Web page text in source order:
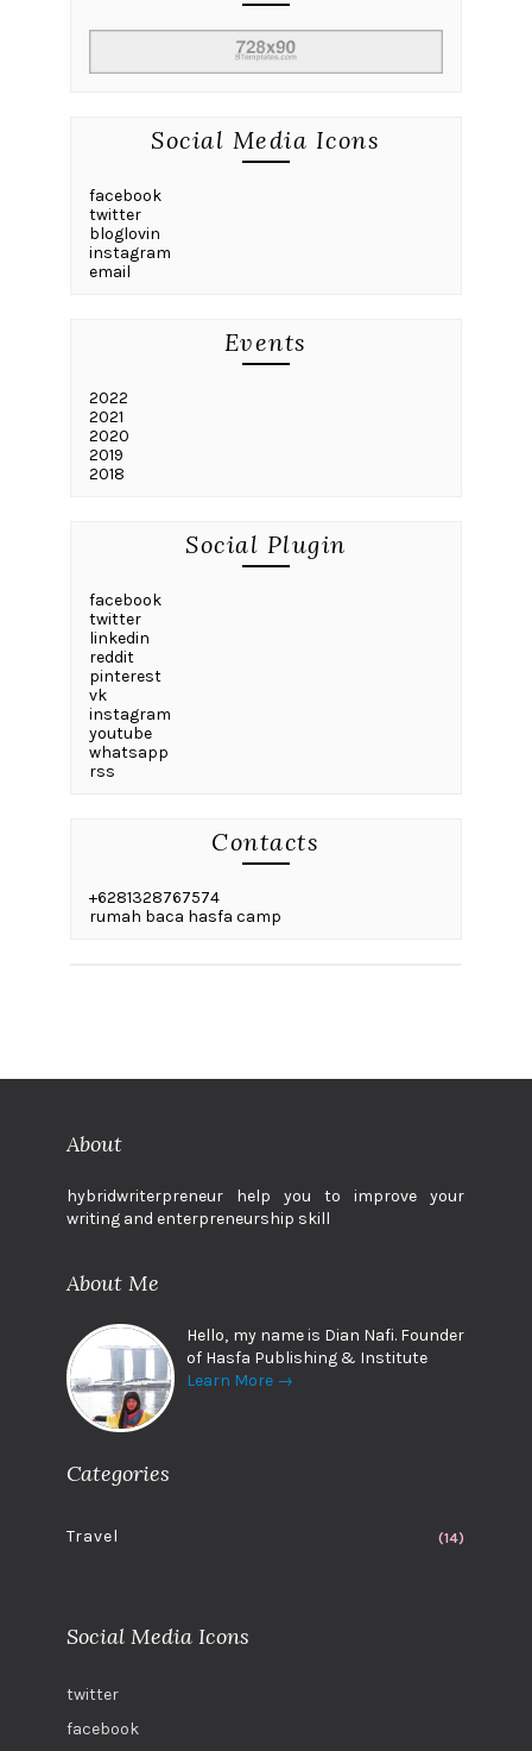
Social Media Icons
facebook
twitter
bloglovin
instagram
email
Events
2022
2021
2020
2019
2018
Social Plugin
facebook
twitter
linkedin
reddit
pinterest
vk
instagram
youtube
whatsapp
rss
Contacts
+6281328767574
rumah baca hasfa camp
About
hybridwriterpreneur help you to improve your
writing and enterpreneurship skill
About Me
Hello, my name is Dian Nafi. Founder
of Hasfa Publishing & Institute
Learn More →
Categories
Travel (14)
Social Media Icons
twitter
facebook